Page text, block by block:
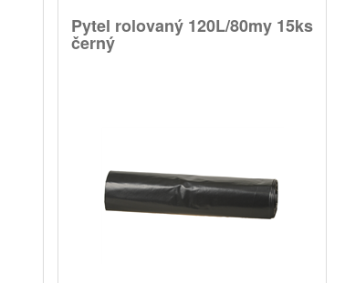
Pytel rolovaný 120L/80my 15ks
černý